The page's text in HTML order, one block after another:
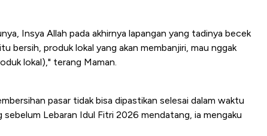
Insya Allah pada akhirnya lapangan yang tadinya becek
bersih, produk lokal yang akan membanjiri, mau nggak
lokal)," terang Maman.
pasar tidak bisa dipastikan selesai dalam waktu
sebelum Lebaran Idul Fitri 2026 mendatang, ia mengaku